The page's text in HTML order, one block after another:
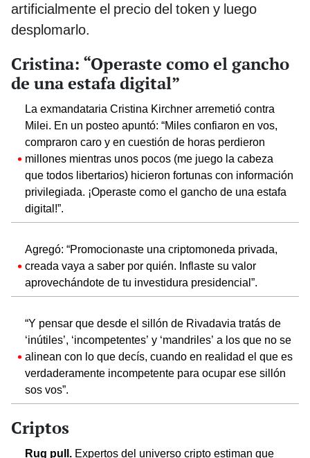
artificialmente el precio del token y luego
desplomarlo.
Cristina: “Operaste como el gancho
de una estafa digital”
La exmandataria Cristina Kirchner arremetió contra
Milei. En un posteo apuntó: “Miles confiaron en vos,
compraron caro y en cuestión de horas perdieron
millones mientras unos pocos (me juego la cabeza
que todos libertarios) hicieron fortunas con información
privilegiada. ¡Operaste como el gancho de una estafa
digital!”.
Agregó: “Promocionaste una criptomoneda privada,
creada vaya a saber por quién. Inflaste su valor
aprovechándote de tu investidura presidencial”.
“Y pensar que desde el sillón de Rivadavia tratás de
‘inútiles’, ‘incompetentes’ y ‘mandriles’ a los que no se
alinean con lo que decís, cuando en realidad el que es
verdaderamente incompetente para ocupar ese sillón
sos vos”.
Criptos
Rug pull. Expertos del universo cripto estiman que